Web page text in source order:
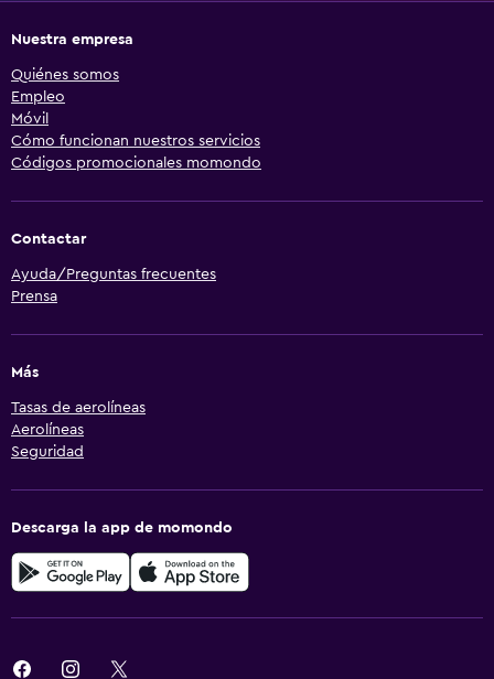
Nuestra empresa
Quiénes somos
Empleo
Móvil
Cómo funcionan nuestros servicios
Códigos promocionales momondo
Contactar
Ayuda/Preguntas frecuentes
Prensa
Más
Tasas de aerolíneas
Aerolíneas
Seguridad
Descarga la app de momondo